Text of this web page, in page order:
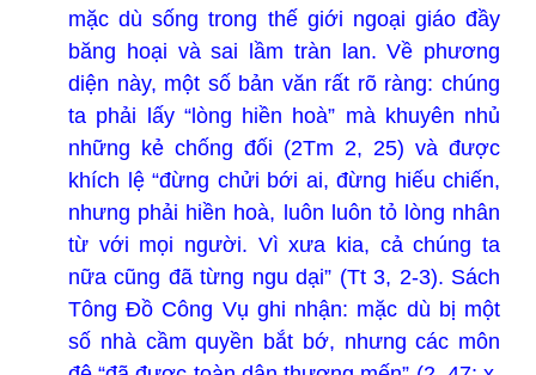
mặc dù sống trong thế giới ngoại giáo đầy
băng hoại và sai lầm tràn lan. Về phương
diện này, một số bản văn rất rõ ràng: chúng
ta phải lấy “lòng hiền hoà” mà khuyên nhủ
những kẻ chống đối (2Tm 2, 25) và được
khích lệ “đừng chửi bới ai, đừng hiếu chiến,
nhưng phải hiền hoà, luôn luôn tỏ lòng nhân
từ với mọi người. Vì xưa kia, cả chúng ta
nữa cũng đã từng ngu dại” (Tt 3, 2-3). Sách
Tông Đồ Công Vụ ghi nhận: mặc dù bị một
số nhà cầm quyền bắt bớ, nhưng các môn